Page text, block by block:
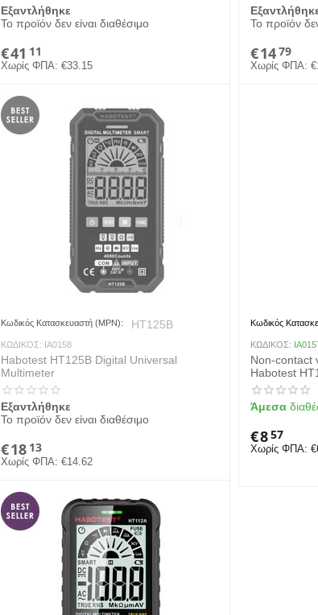
Εξαντλήθηκε
Το προϊόν δεν είναι διαθέσιμο
€41 11
Χωρίς ΦΠΑ: €33.15
Το προϊόν
€1479
Χωρίς ΦΠΑ: €
Κωδικός Κατασκευαστή (MPN): HT125B
ΚΩΔΙΚΟΣ: IA0158
Habotest HT125B Digital Universal
Multimeter
Εξαντλήθηκε
Το προϊόν δεν είναι διαθέσιμο
€18 13
Χωρίς ΦΠΑ: €14.62
Κωδικός
ΚΩΔΙΚΟΣ:
Non-contact
Habotest
Άμεσα
€857
Χωρίς ΦΠΑ: €